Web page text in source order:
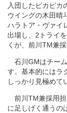
入団したピカピカ
ウイングの木田晴
ハラトア・ヴァイ
出場し、2トライ
くが、前川TM兼
石川GMはチー
す。基本的にはラ
しっかり見極めて
前川TM兼採用担
に足しげく通うの